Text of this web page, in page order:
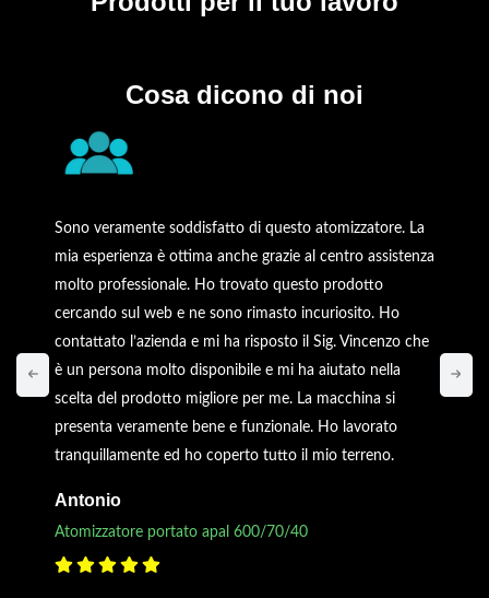
Cosa dicono di noi
Sono veramente soddisfatto di questo atomizzatore. La
mia esperienza è ottima anche grazie al centro assistenza
molto professionale. Ho trovato questo prodotto
cercando sul web e ne sono rimasto incuriosito. Ho
contattato l’azienda e mi ha risposto il Sig. Vincenzo che
è un persona molto disponibile e mi ha aiutato nella
scelta del prodotto migliore per me. La macchina si
presenta veramente bene e funzionale. Ho lavorato
tranquillamente ed ho coperto tutto il mio terreno.
Antonio
Atomizzatore portato apal 600/70/40